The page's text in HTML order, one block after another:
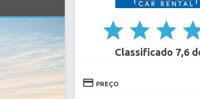
star star star
Classificado 7,6
credit_card PREÇO